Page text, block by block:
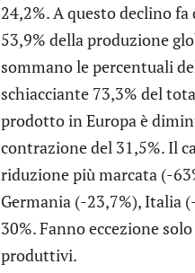
24,2%. A questo declino fa
53,9% della produzione
sommano le percentuali
schiacciante 73,3% del
prodotto in Europa è
contrazione del 31,5%. Il
riduzione più marcata (-
Germania (-23,7%), Italia
30%. Fanno eccezione
produttivi.